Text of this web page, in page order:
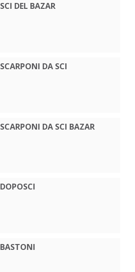
SCI DEL BAZAR
SCARPONI DA SCI
SCARPONI DA SCI BAZAR
DOPOSCI
BASTONI